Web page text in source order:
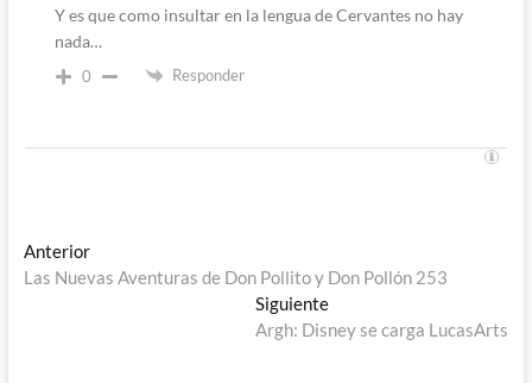
Y es que como insultar en la lengua de Cervantes no hay
nada…
0 Responder
Navegación
de
AnteriorEntrada
anterior:
Las Nuevas Aventuras de Don Pollito y Don Pollón 253
SiguienteEntrada
siguiente:
Argh: Disney se carga LucasArts